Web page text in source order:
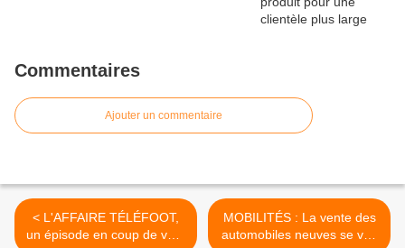
Commentaires
Ajouter un commentaire
< L'AFFAIRE TÉLÉFOOT,
un épisode en coup de vent
MOBILITÉS : La vente des
automobiles neuves se voit